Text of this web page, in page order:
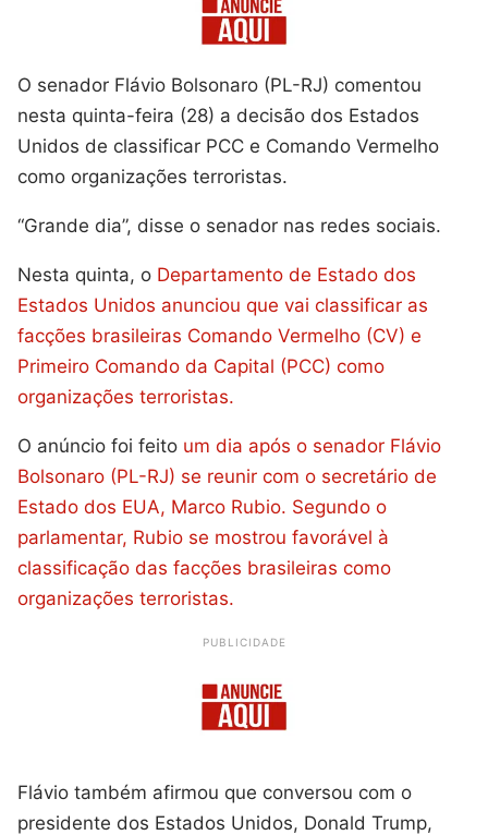
O senador Flávio Bolsonaro (PL-RJ) comentou
nesta quinta-feira (28) a decisão dos Estados
Unidos de classificar PCC e Comando Vermelho
como organizações terroristas.
“Grande dia”, disse o senador nas redes sociais.
Nesta quinta, o Departamento de Estado dos
Estados Unidos anunciou que vai classificar as
facções brasileiras Comando Vermelho (CV) e
Primeiro Comando da Capital (PCC) como
organizações terroristas.
O anúncio foi feito um dia após o senador Flávio
Bolsonaro (PL-RJ) se reunir com o secretário de
Estado dos EUA, Marco Rubio. Segundo o
parlamentar, Rubio se mostrou favorável à
classificação das facções brasileiras como
organizações terroristas.
PUBLICIDADE
Flávio também afirmou que conversou com o
presidente dos Estados Unidos, Donald Trump,